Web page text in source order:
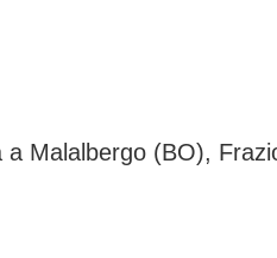
Malalbergo (BO),